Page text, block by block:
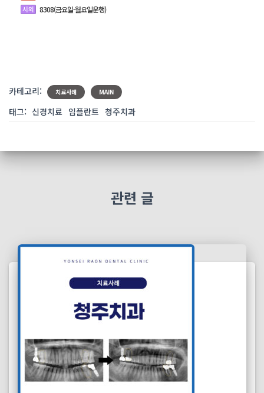
8308(금요일-월요일운행)
카테고리: 치료사례 MAIN
태그: 신경치료 임플란트 청주치과
관련 글